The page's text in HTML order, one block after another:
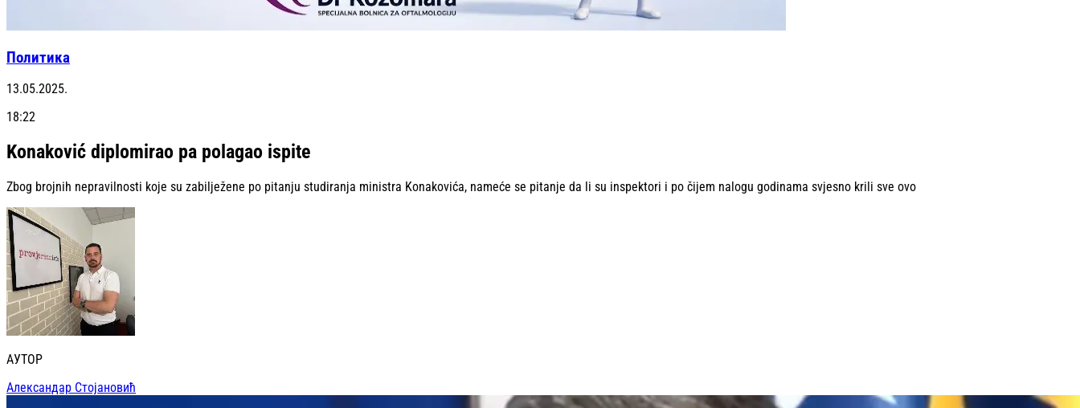
Политика
13.05.2025.
18:22
Konaković diplomirao pa polagao ispite
Zbog brojnih nepravilnosti koje su zabilježene po pitanju studiranja ministra Konakovića, nameće se pitanje da li su inspektori i po čijem nalogu godinama svjesno krili sve ovo
АУТОР
Александар Стојановић